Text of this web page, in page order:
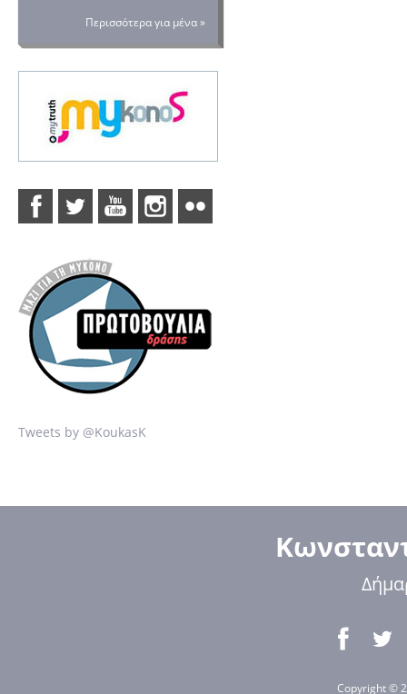
Περισσότερα για μένα »
Tweets by @KoukasK
Copyright ©